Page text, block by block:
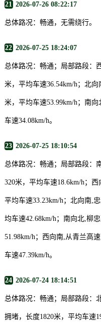
21 2026-07-26 08:22:17
总体路况：畅通，无需绕行。
22 2026-07-25 18:24:07
总体路况：畅通；局部路段：
米，平均车速36.54km/h；北
米，平均车速53.99km/h；南
车速34.08km/h。
23 2026-07-25 18:10:54
总体路况：畅通；局部路段：
320米，平均车速18.6km/h；
平均车速33.23km/h；北向南,
均车速42.68km/h；南向北,柳
51.98km/h；西向南,从青兰高
车速47.39km/h。
24 2026-07-24 18:14:51
总体路况：畅通；局部路段：
拥堵，长度1820米，平均车速